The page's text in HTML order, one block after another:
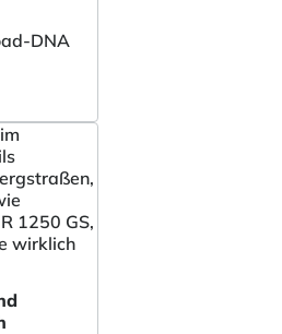
DNA